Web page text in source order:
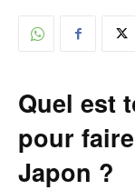
Quel est
pour
Japon ?